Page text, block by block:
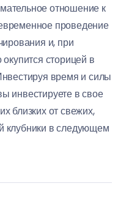
отношение к
проведение
и, при
сторицей в
время и силы
инвестируете в свое
близких от свежих,
клубники в следующем